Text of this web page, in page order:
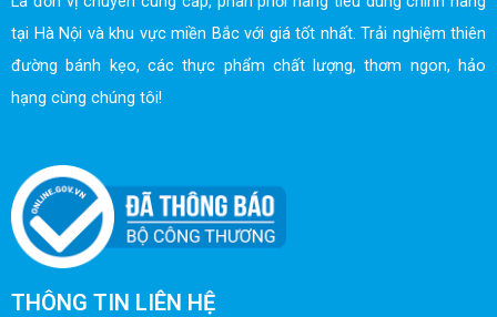
tại Hà Nội và khu vực miền Bắc với giá tốt nhất. Trải nghiệm thiên
đường bánh kẹo, các thực phẩm chất lượng, thơm ngon, hảo
hạng cùng chúng tôi!
THÔNG TIN LIÊN HỆ